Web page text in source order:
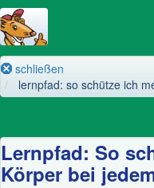
schließen
lernpfad: so schütze ich
Lernpfad: So
Körper bei